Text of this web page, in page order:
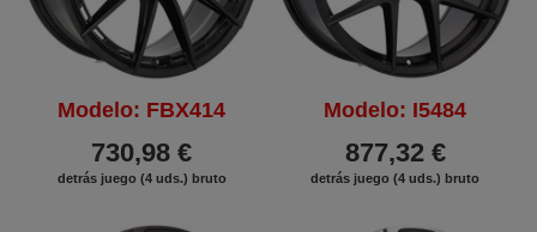
Modelo: FBX414
730,98 €
detrás juego (4 uds.) bruto
Modelo: I5484
877,32 €
detrás juego (4 uds.) bruto